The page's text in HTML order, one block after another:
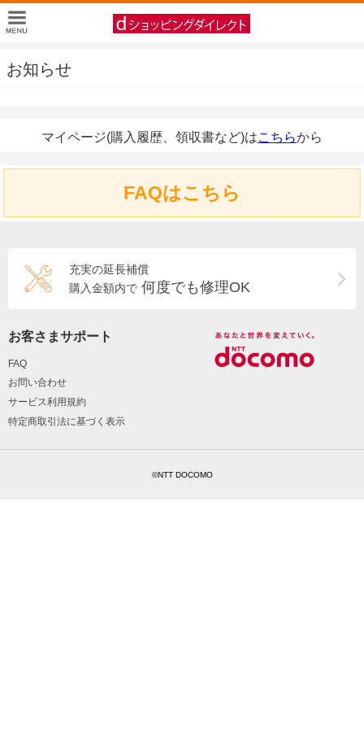
お知らせ
マイページ(購入履歴、領収書など)はこちらから
FAQはこちら
充実の延長補償
購入金額内で 何度でも修理OK
お客さまサポート
FAQ
お問い合わせ
サービス利用規約
特定商取引法に基づく表示
©NTT DOCOMO